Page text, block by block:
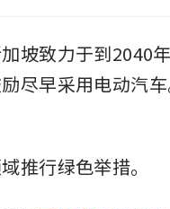
坡致力于到2040
尽早采用电动汽
推行绿色举措。